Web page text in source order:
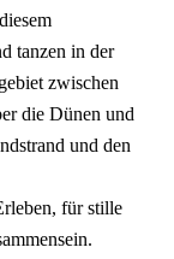
tanzen in der
zwischen
die Dünen und
und den
für stille